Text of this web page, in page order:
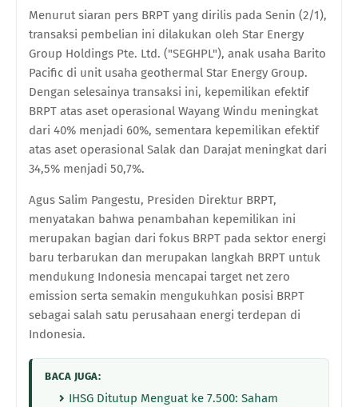
Menurut siaran pers BRPT yang dirilis pada Senin (2/1),
transaksi pembelian ini dilakukan oleh Star Energy
Group Holdings Pte. Ltd. ("SEGHPL"), anak usaha Barito
Pacific di unit usaha geothermal Star Energy Group.
Dengan selesainya transaksi ini, kepemilikan efektif
BRPT atas aset operasional Wayang Windu meningkat
dari 40% menjadi 60%, sementara kepemilikan efektif
atas aset operasional Salak dan Darajat meningkat dari
34,5% menjadi 50,7%.
Agus Salim Pangestu, Presiden Direktur BRPT,
menyatakan bahwa penambahan kepemilikan ini
merupakan bagian dari fokus BRPT pada sektor energi
baru terbarukan dan merupakan langkah BRPT untuk
mendukung Indonesia mencapai target net zero
emission serta semakin mengukuhkan posisi BRPT
sebagai salah satu perusahaan energi terdepan di
Indonesia.
BACA JUGA:
IHSG Ditutup Menguat ke 7.500: Saham